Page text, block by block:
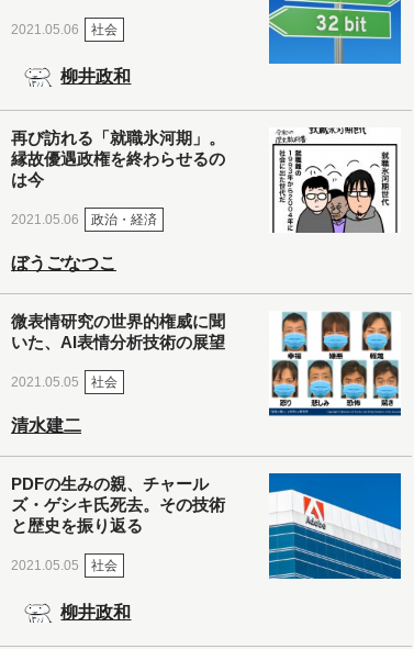
2021.05.06 社会
柳井政和
再び訪れる「就職氷河期」。
縁故優遇政権を終わらせるの
は今
2021.05.06 政治・経済
ぼうごなつこ
微表情研究の世界的権威に聞
いた、AI表情分析技術の展望
2021.05.05 社会
清水建二
PDFの生みの親、チャール
ズ・ゲシキ氏死去。その技術
と歴史を振り返る
2021.05.05 社会
柳井政和